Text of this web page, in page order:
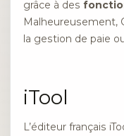
grâce à des
Malheureusement,
la gestion de paie
iTool
L’éditeur français